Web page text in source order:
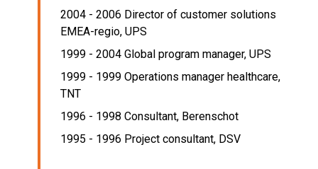
2004 - 2006 Director of customer solutions
EMEA-regio, UPS
1999 - 2004 Global program manager, UPS
1999 - 1999 Operations manager healthcare,
TNT
1996 - 1998 Consultant, Berenschot
1995 - 1996 Project consultant, DSV